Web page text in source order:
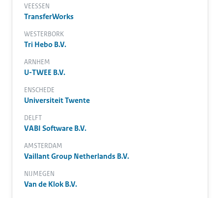
VEESSEN
TransferWorks
WESTERBORK
Tri Hebo B.V.
ARNHEM
U-TWEE B.V.
ENSCHEDE
Universiteit Twente
DELFT
VABI Software B.V.
AMSTERDAM
Vaillant Group Netherlands B.V.
NIJMEGEN
Van de Klok B.V.